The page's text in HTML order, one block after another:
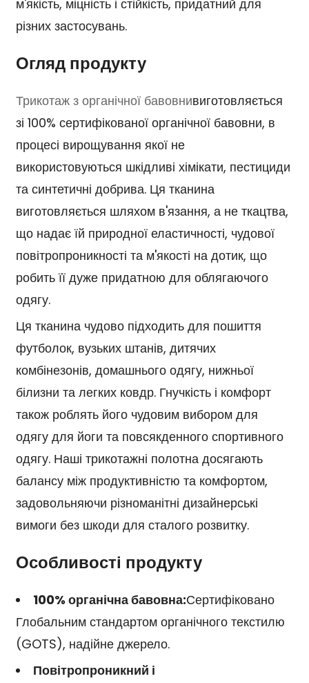
м'якість, міцність і стійкість, придатний для
різних застосувань.
Огляд продукту
Трикотаж з органічної бавовнивиготовляється
зі 100% сертифікованої органічної бавовни, в
процесі вирощування якої не
використовуються шкідливі хімікати, пестициди
та синтетичні добрива. Ця тканина
виготовляється шляхом в'язання, а не ткацтва,
що надає їй природної еластичності, чудової
повітропроникності та м'якості на дотик, що
робить її дуже придатною для облягаючого
одягу.
Ця тканина чудово підходить для пошиття
футболок, вузьких штанів, дитячих
комбінезонів, домашнього одягу, нижньої
білизни та легких ковдр. Гнучкість і комфорт
також роблять його чудовим вибором для
одягу для йоги та повсякденного спортивного
одягу. Наші трикотажні полотна досягають
балансу між продуктивністю та комфортом,
задовольняючи різноманітні дизайнерські
вимоги без шкоди для сталого розвитку.
Особливості продукту
100% органічна бавовна:Сертифіковано
Глобальним стандартом органічного текстилю
(GOTS), надійне джерело.
Повітропроникний і